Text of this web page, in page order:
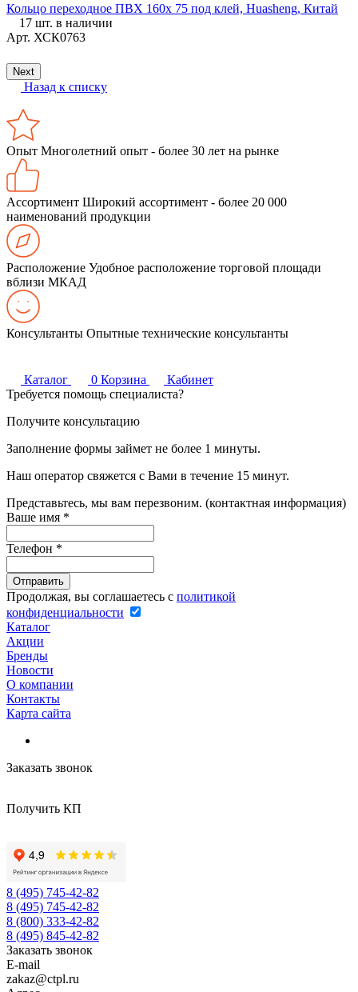
Кольцо переходное ПВХ 160х 75 под клей, Huasheng, Китай
17 шт. в наличии
Арт. ХСК0763
Next
Назад к списку
Опыт Многолетний опыт - более 30 лет на рынке
Ассортимент Широкий ассортимент - более 20 000
наименований продукции
Расположение Удобное расположение торговой площади
вблизи МКАД
Консультанты Опытные технические консультанты
Каталог 0 Корзина
Кабинет
Требуется помощь специалиста?
Получите консультацию
Заполнение формы займет не более 1 минуты.
Наш оператор свяжется с Вами в течение 15 минут.
Представьтесь, мы вам перезвоним. (контактная информация)
Ваше имя *
Телефон *
Продолжая, вы соглашаетесь с политикой
конфиденциальности
Каталог
Акции
Бренды
Новости
О компании
Контакты
Карта сайта
Заказать звонок
Получить КП
8 (495) 745-42-82
8 (495) 745-42-82
8 (800) 333-42-82
8 (495) 845-42-82
Заказать звонок
E-mail
zakaz@ctpl.ru